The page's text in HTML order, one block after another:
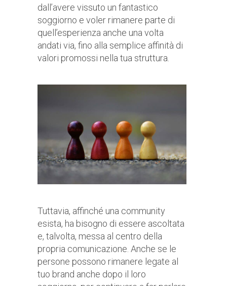
dall’avere vissuto un fantastico
soggiorno e voler rimanere parte di
quell’esperienza anche una volta
andati via, fino alla semplice affinità di
valori promossi nella tua struttura.
Tuttavia, affinché una community
esista, ha bisogno di essere ascoltata
e, talvolta, messa al centro della
propria comunicazione. Anche se le
persone possono rimanere legate al
tuo brand anche dopo il loro